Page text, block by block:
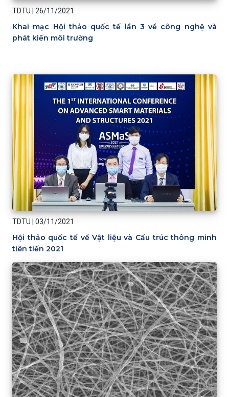
TDTU | 26/11/2021
Khai mạc Hội thảo quốc tế lần 3 về công nghệ và
phát kiến môi trường
TDTU 03/11/2021
Hội thảo quốc tế về Vật liệu và Cấu trúc thông minh
tiên tiến 2021